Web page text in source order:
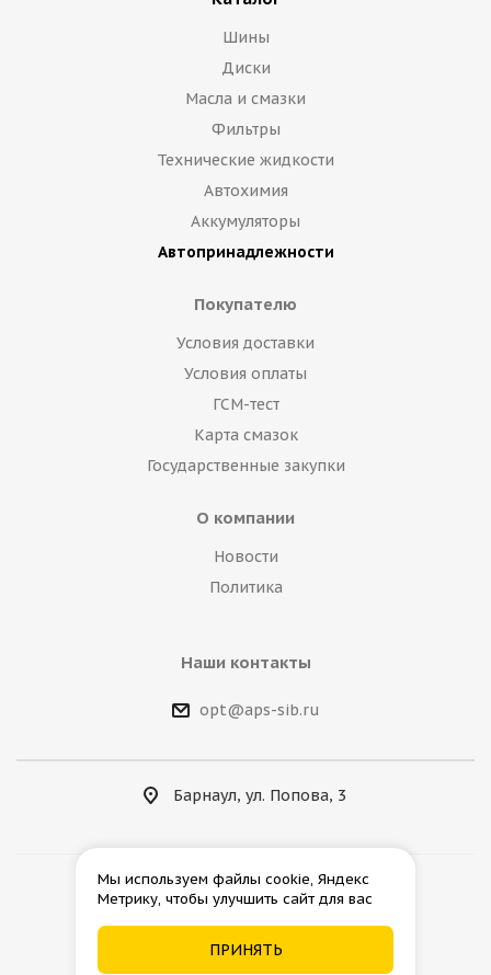
Шины
Диски
Масла и смазки
Фильтры
Технические жидкости
Автохимия
Аккумуляторы
Автопринадлежности
Покупателю
Условия доставки
Условия оплаты
ГСМ-тест
Карта смазок
Государственные закупки
О компании
Новости
Политика
Наши контакты
opt@aps-sib.ru
Барнаул, ул. Попова, 3
2026 © АгроПромСнаб
Мы используем файлы cookie, Яндекс
Метрику, чтобы улучшить сайт для вас
ПРИНЯТЬ